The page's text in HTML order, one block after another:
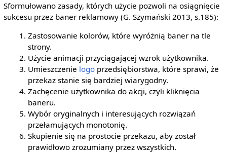
Sformułowano zasady, których użycie pozwoli na osiągnięcie
sukcesu przez baner reklamowy (G. Szymański 2013, s.185):
Zastosowanie kolorów, które wyróżnią baner na tle
strony.
Użycie animacji przyciągającej wzrok użytkownika.
Umieszczenie logo przedsiębiorstwa, które sprawi, że
przekaz stanie się bardziej wiarygodny.
Zachęcenie użytkownika do akcji, czyli kliknięcia
baneru.
Wybór oryginalnych i interesujących rozwiązań
przełamujących monotonię.
Skupienie się na prostocie przekazu, aby został
prawidłowo zrozumiany przez wszystkich.